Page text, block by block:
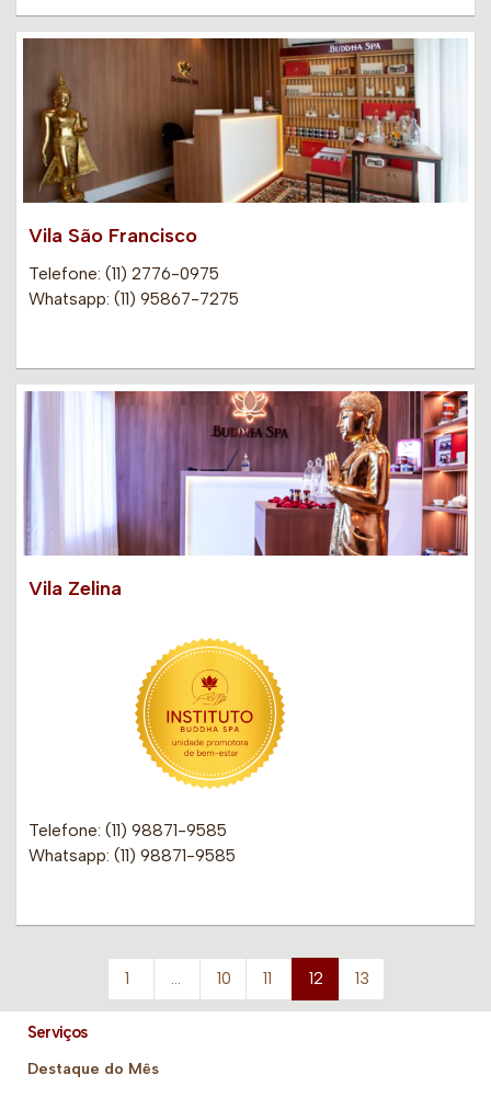
Vila São Francisco
Telefone: (11) 2776-0975
Whatsapp: (11) 95867-7275
Vila Zelina
Telefone: (11) 98871-9585
Whatsapp: (11) 98871-9585
1 … 10 11 12 13
Serviços
Destaque do Mês